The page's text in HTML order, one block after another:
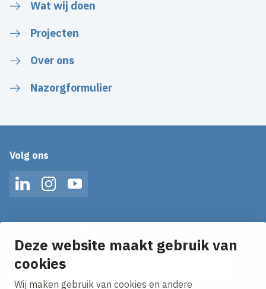
Deze website maakt gebruik van
cookies
Wij maken gebruik van cookies en andere
Wat wij doen
Projecten
Over ons
Nazorgformulier
Volg ons
LinkedInInstagramYouTube
Ontvang onze nieuws alerts in je mailbox!
E-mailadres